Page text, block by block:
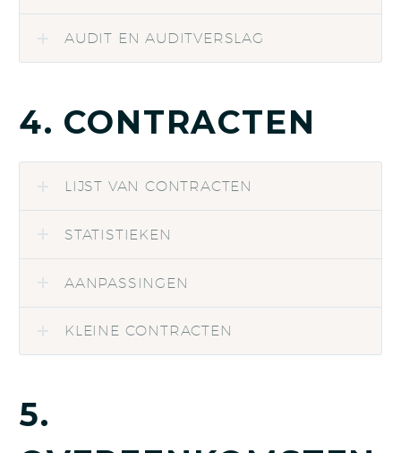
AUDIT EN AUDITVERSLAG
4. CONTRACTEN
LIJST VAN CONTRACTEN
STATISTIEKEN
AANPASSINGEN
KLEINE CONTRACTEN
5.